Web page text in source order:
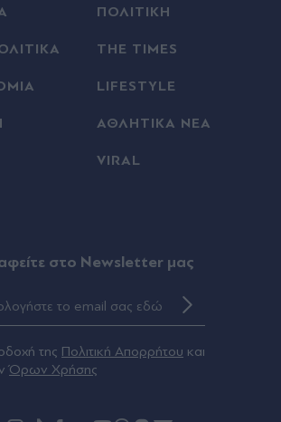
ΠΟΛΙΤΙΚΗ
THE TIMES
LIFESTYLE
ΑΘΛΗΤΙΚΑ ΝΕΑ
VIRAL
στο Newsletter μας
της Πολιτική Απορρήτου και
Όρων Χρήσης